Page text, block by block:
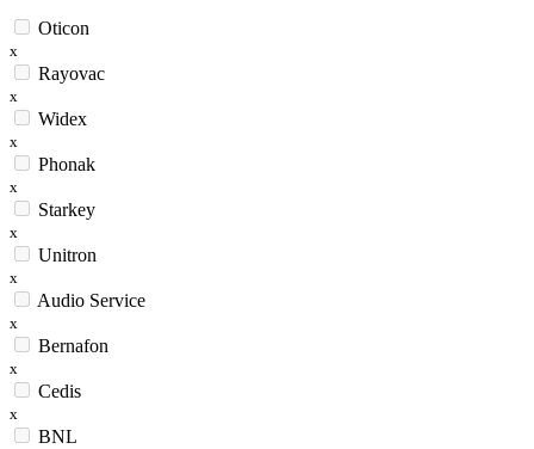
Oticon
x
Rayovac
x
Widex
x
Phonak
x
Starkey
x
Unitron
x
Audio Service
x
Bernafon
x
Cedis
x
BNL